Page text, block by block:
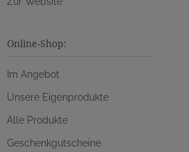
Online-Shop:
Im Angebot
Unsere Eigenprodukte
Alle Produkte
Geschenkgutscheine